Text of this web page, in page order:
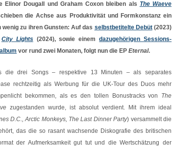
Elinor Dougall und Graham Coxon bleiben als The Waeve
die Achse aus Produktivität und Formkonstanz ein
wenig zu ihren Gunsten: Auf das selbstbetitelte Debüt(2023)
City Lights(2024), sowie einemdazugehörigen Sessions-
vor rund zwei Monaten, folgt nun die EP Eternal.
die drei Songs – respektive 13 Minuten – als separates
rechtzeitig als Werbung für die UK-Tour des Duos mehr
bekommen, als es den tollen Bonustracks von The
zugestanden wurde, ist absolut verdient. Mit ihrem ideal
D.C., Arctic Monkeys, The Last Dinner Party) versammelt die
das die so rasant wachsende Diskografie des britischen
der Aufmerksamkeit gut tut und die Wertschätzung der